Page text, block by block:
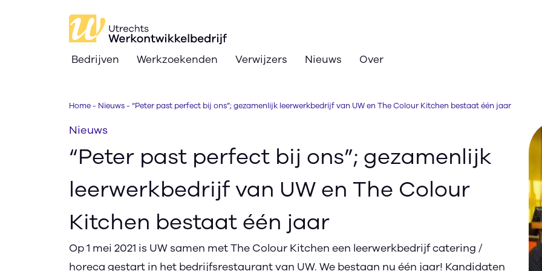
Bedrijven Werkzoekenden Verwijzers Nieuws Over
Over
Home- Nieuws- “Peter past perfect bij ons”; gezamenlijk leerwerkbedrijf van UW en The Colour Kitchen bestaat één jaar
Nieuws
“Peter past perfect bij ons”; gezamenlijk
leerwerkbedrijf van UW en The Colour
Kitchen bestaat één jaar
Op 1 mei 2021 is UW samen met The Colour Kitchen een leerwerkbedrijf catering /
horeca gestart in het bedrijfsrestaurant van UW. We bestaan nu één jaar! Kandidaten